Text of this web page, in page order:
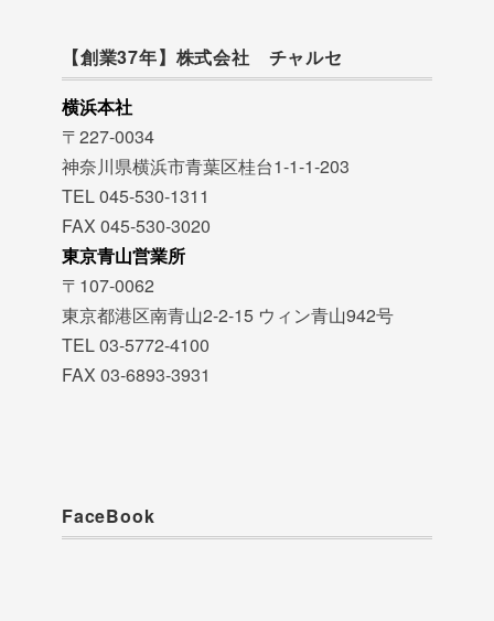
【創業37年】株式会社 チャルセ
横浜本社
〒227-0034
神奈川県横浜市青葉区桂台1-1-1-203
TEL 045-530-1311
FAX 045-530-3020
東京青山営業所
〒107-0062
東京都港区南青山2-2-15 ウィン青山942号
TEL 03-5772-4100
FAX 03-6893-3931
FaceBook